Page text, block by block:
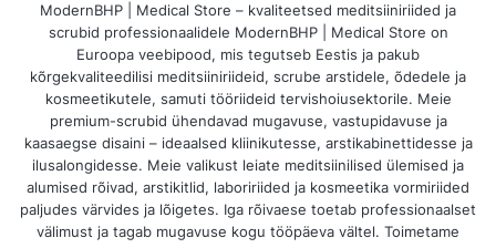
ModernBHP | Medical Store – kvaliteetsed meditsiiniriided ja
scrubid professionaalidele ModernBHP | Medical Store on
Euroopa veebipood, mis tegutseb Eestis ja pakub
kõrgekvaliteedilisi meditsiiniriideid, scrube arstidele, õdedele ja
kosmeetikutele, samuti tööriideid tervishoiusektorile. Meie
premium-scrubid ühendavad mugavuse, vastupidavuse ja
kaasaegse disaini – ideaalsed kliinikutesse, arstikabinettidesse ja
ilusalongidesse. Meie valikust leiate meditsiinilised ülemised ja
alumised rõivad, arstikitlid, laboririided ja kosmeetika vormiriided
paljudes värvides ja lõigetes. Iga rõivaese toetab professionaalset
välimust ja tagab mugavuse kogu tööpäeva vältel. Toimetame